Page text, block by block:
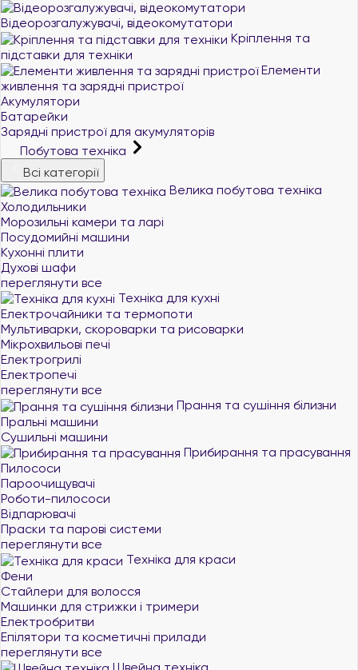
Відеорозгалужувачі, відеокомутатори
Кріплення та
підставки для техніки
Елементи
живлення та зарядні пристрої
Акумулятори
Батарейки
Зарядні пристрої для акумуляторів
Побутова техніка
Всі категорії
Велика побутова техніка
Холодильники
Морозильні камери та ларі
Посудомийні машини
Кухонні плити
Духові шафи
переглянути все
Техніка для кухні
Електрочайники та термопоти
Мультиварки, скороварки та рисоварки
Мікрохвильові печі
Електрогрилі
Електропечі
переглянути все
Прання та сушіння білизни
Пральні машини
Сушильні машини
Прибирання та прасування
Пилососи
Пароочищувачі
Роботи-пилососи
Відпарювачі
Праски та парові системи
переглянути все
Техніка для краси
Фени
Стайлери для волосся
Машинки для стрижки і тримери
Електробритви
Епілятори та косметичні прилади
переглянути все
Швейна техніка